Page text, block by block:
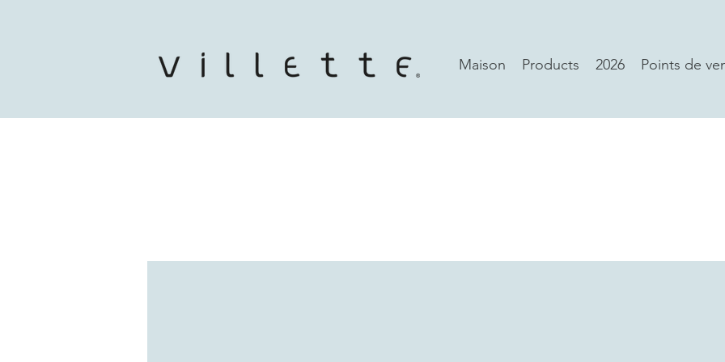
Maison Products 2026 Points de